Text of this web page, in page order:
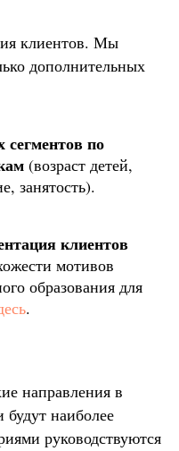
клиентов. Мы
дополнительных
по
(возраст детей,
занятость).
клиентов
мотивов
образования для
.
направления в
будут наиболее
руководствуются